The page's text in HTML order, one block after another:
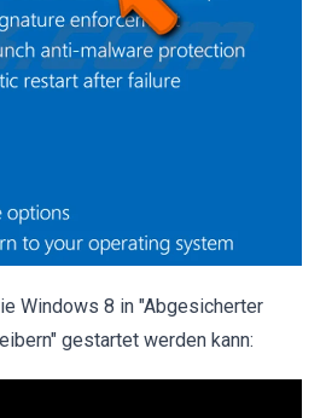
Windows 8 in "Abgesicherter
gestartet werden kann: